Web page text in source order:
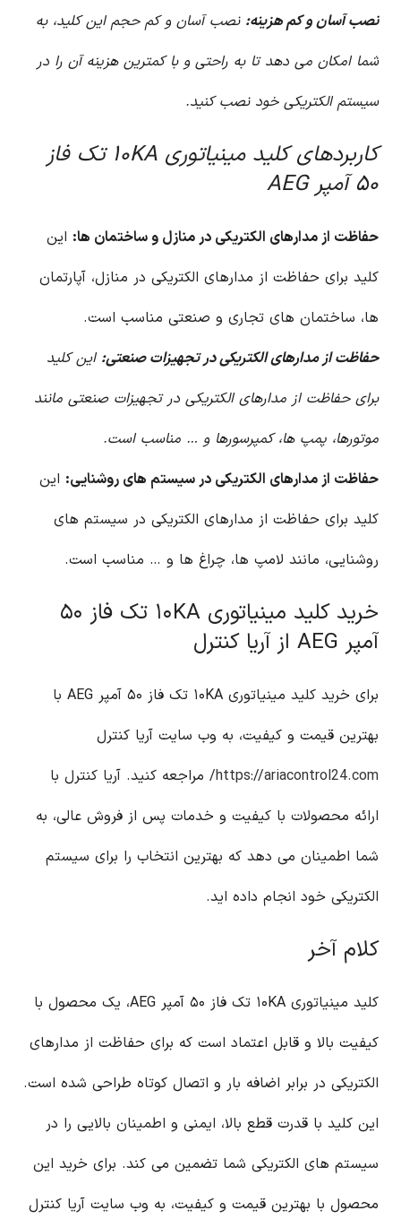
نصب آسان و کم هزینه: نصب آسان و کم حجم این کلید، به
شما امکان می دهد تا به راحتی و با کمترین هزینه آن را در
سیستم الکتریکی خود نصب کنید.
کاربردهای کلید مینیاتوری ۱۰KA تک فاز
۵۰ آمپر AEG
حفاظت از مدارهای الکتریکی در منازل و ساختمان ها: این
کلید برای حفاظت از مدارهای الکتریکی در منازل، آپارتمان
ها، ساختمان های تجاری و صنعتی مناسب است.
حفاظت از مدارهای الکتریکی در تجهیزات صنعتی: این کلید
برای حفاظت از مدارهای الکتریکی در تجهیزات صنعتی مانند
موتورها، پمپ ها، کمپرسورها و … مناسب است.
حفاظت از مدارهای الکتریکی در سیستم های روشنایی: این
کلید برای حفاظت از مدارهای الکتریکی در سیستم های
روشنایی، مانند لامپ ها، چراغ ها و … مناسب است.
خرید کلید مینیاتوری ۱۰KA تک فاز ۵۰
آمپر AEG از آریا کنترل
برای خرید کلید مینیاتوری ۱۰KA تک فاز ۵۰ آمپر AEG با
بهترین قیمت و کیفیت، به وب سایت آریا کنترل
https://ariacontrol24.com/ مراجعه کنید. آریا کنترل با
ارائه محصولات با کیفیت و خدمات پس از فروش عالی، به
شما اطمینان می دهد که بهترین انتخاب را برای سیستم
الکتریکی خود انجام داده اید.
کلام آخر
کلید مینیاتوری ۱۰KA تک فاز ۵۰ آمپر AEG، یک محصول با
کیفیت بالا و قابل اعتماد است که برای حفاظت از مدارهای
الکتریکی در برابر اضافه بار و اتصال کوتاه طراحی شده است.
این کلید با قدرت قطع بالا، ایمنی و اطمینان بالایی را در
سیستم های الکتریکی شما تضمین می کند. برای خرید این
محصول با بهترین قیمت و کیفیت، به وب سایت آریا کنترل